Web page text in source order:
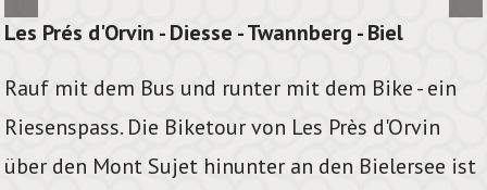
Les Prés d'Orvin - Diesse - Twannberg - Biel
Rauf mit dem Bus und runter mit dem Bike - ein
Riesenspass. Die Biketour von Les Près d'Orvin
über den Mont Sujet hinunter an den Bielersee ist